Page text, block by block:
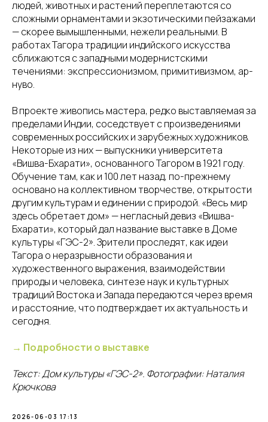
людей, животных и растений переплетаются со
сложными орнаментами и экзотическими пейзажами
— скорее вымышленными, нежели реальными. В
работах Тагора традиции индийского искусства
сближаются с западными модернистскими
течениями: экспрессионизмом, примитивизмом, ар-
нуво.
В проекте живопись мастера, редко выставляемая за
пределами Индии, соседствует с произведениями
современных российских и зарубежных художников.
Некоторые из них — выпускники университета
«Вишва-Бхарати», основанного Тагором в 1921 году.
Обучение там, как и 100 лет назад, по-прежнему
основано на коллективном творчестве, открытости
другим культурам и единении с природой. «Весь мир
здесь обретает дом» — негласный девиз «Вишва-
Бхарати», который дал название выставке в Доме
культуры «ГЭС-2». Зрители проследят, как идеи
Тагора о неразрывности образования и
художественного выражения, взаимодействии
природы и человека, синтезе наук и культурных
традиций Востока и Запада передаются через время
и расстояние, что подтверждает их актуальность и
сегодня.
→ Подробности о выставке
Текст: Дом культуры «ГЭС-2». Фотографии: Наталия
Крючкова
2026-06-03 17:13